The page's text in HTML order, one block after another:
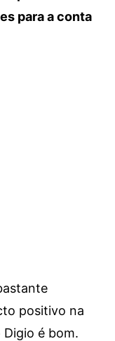
para a conta
positivo na
é bom.